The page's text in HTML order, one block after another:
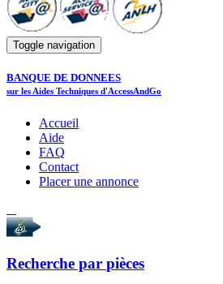
Toggle navigation
BANQUE DE DONNEES
sur les Aides Techniques d'AccessAndGo
Accueil
Aide
FAQ
Contact
Placer une annonce
Recherche par pièces